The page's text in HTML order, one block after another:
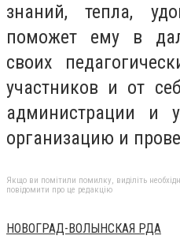
знаний, тепла,
поможет ему в
своих
участников и от
администрации и
организацию и
Якщо ви помітили помилку, виділіть
повідомити про це редакцію
НОВОГРАД-ВОЛЫНСКАЯ РДА